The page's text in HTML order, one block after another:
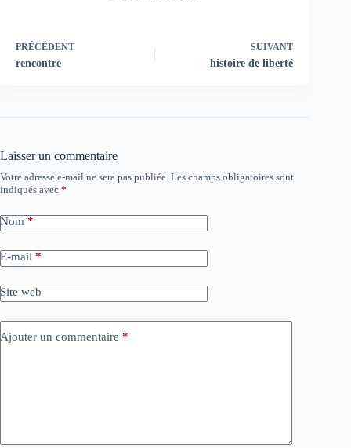
PRÉCÉDENT
rencontre
SUIVANT
histoire de liberté
Laisser un commentaire
Votre adresse e-mail ne sera pas publiée. Les champs obligatoires sont
indiqués avec *
Nom *
E-mail *
Site web
Ajouter un commentaire *